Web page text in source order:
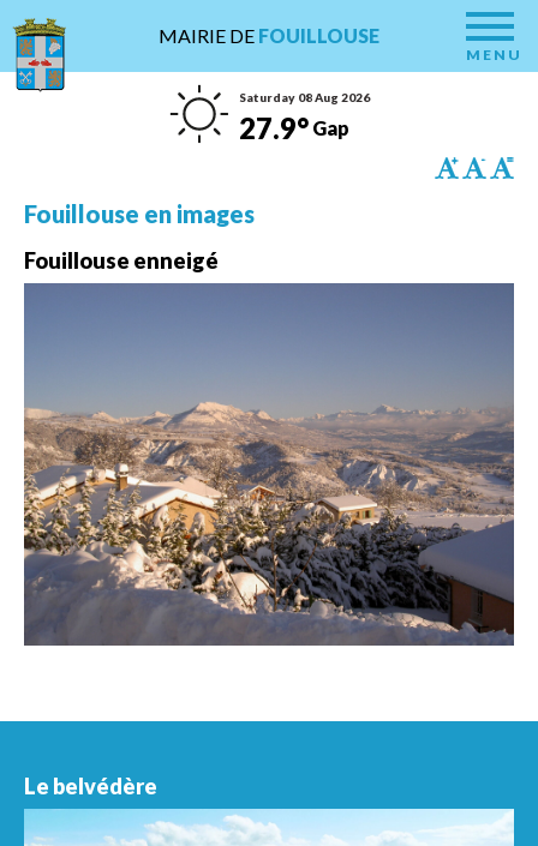
MAIRIE DE FOUILLOUSE
MENU
Saturday 08 Aug 2026
27.9°Gap
Fouillouse en images
Fouillouse enneigé
Le belvédère